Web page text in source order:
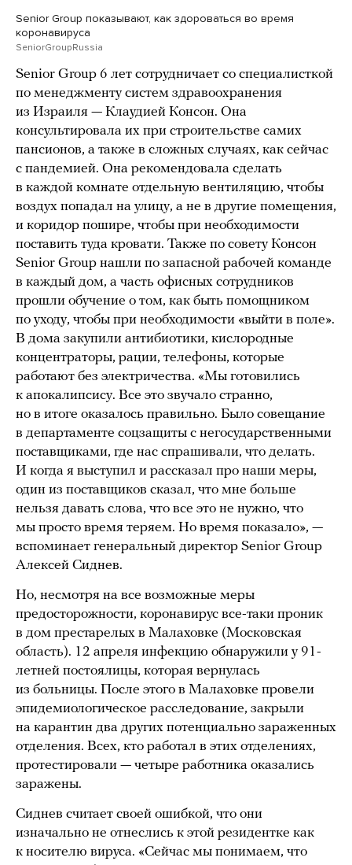
Senior Group показывают, как здороваться во время
коронавируса
SeniorGroupRussia
Senior Group 6 лет сотрудничает со специалисткой
по менеджменту систем здравоохранения
из Израиля — Клаудией Консон. Она
консультировала их при строительстве самих
пансионов, а также в сложных случаях, как сейчас
с пандемией. Она рекомендовала сделать
в каждой комнате отдельную вентиляцию, чтобы
воздух попадал на улицу, а не в другие помещения,
и коридор пошире, чтобы при необходимости
поставить туда кровати. Также по совету Консон
Senior Group нашли по запасной рабочей команде
в каждый дом, а часть офисных сотрудников
прошли обучение о том, как быть помощником
по уходу, чтобы при необходимости «выйти в поле».
В дома закупили антибиотики, кислородные
концентраторы, рации, телефоны, которые
работают без электричества. «Мы готовились
к апокалипсису. Все это звучало странно,
но в итоге оказалось правильно. Было совещание
в департаменте соцзащиты с негосударственными
поставщиками, где нас спрашивали, что делать.
И когда я выступил и рассказал про наши меры,
один из поставщиков сказал, что мне больше
нельзя давать слова, что все это не нужно, что
мы просто время теряем. Но время показало», —
вспоминает генеральный директор Senior Group
Алексей Сиднев.
Но, несмотря на все возможные меры
предосторожности, коронавирус все-таки проник
в дом престарелых в Малаховке (Московская
область). 12 апреля инфекцию обнаружили у 91-
летней постоялицы, которая вернулась
из больницы. После этого в Малаховке провели
эпидемиологическое расследование, закрыли
на карантин два других потенциально зараженных
отделения. Всех, кто работал в этих отделениях,
протестировали — четыре работника оказались
заражены.
Сиднев считает своей ошибкой, что они
изначально не отнеслись к этой резидентке как
к носителю вируса. «Сейчас мы понимаем, что